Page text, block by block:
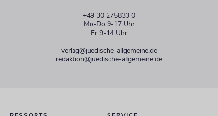
+49 30 275833 0
Mo-Do 9-17 Uhr
Fr 9-14 Uhr
verlag@juedische-allgemeine.de
redaktion@juedische-allgemeine.de